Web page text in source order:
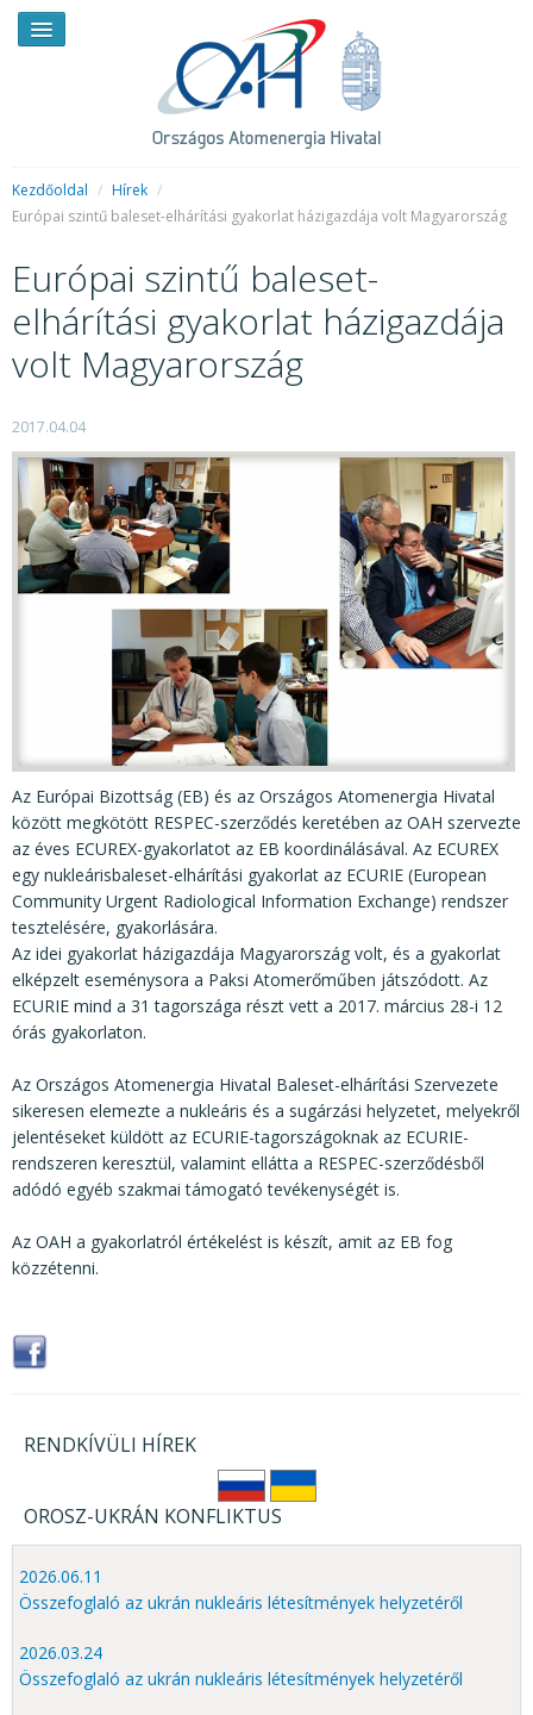
RENDKÍVÜLI HÍREK
HIRDETMÉNYEK
BEMUTATKOZÁS
FELADATOK
KÖZÉRDEKŰ ADATOK
JOGI SZABÁLYOZÁS, ÚTMUTATÓK
KIADVÁNYOK, JELENTÉSEK
NYOMTATVÁNYOK, SZOFTVEREK
E-ÜGYINTÉZÉS
Kezdőoldal / Hírek /
Európai szintű baleset-elhárítási gyakorlat házigazdája volt Magyarország
Európai szintű baleset-
elhárítási gyakorlat házigazdája
volt Magyarország
2017.04.04
Az Európai Bizottság (EB) és az Országos Atomenergia Hivatal
között megkötött RESPEC-szerződés keretében az OAH szervezte
az éves ECUREX-gyakorlatot az EB koordinálásával. Az ECUREX
egy nukleárisbaleset-elhárítási gyakorlat az ECURIE (European
Community Urgent Radiological Information Exchange) rendszer
tesztelésére, gyakorlására.
Az idei gyakorlat házigazdája Magyarország volt, és a gyakorlat
elképzelt eseménysora a Paksi Atomerőműben játszódott. Az
ECURIE mind a 31 tagországa részt vett a 2017. március 28-i 12
órás gyakorlaton.
Az Országos Atomenergia Hivatal Baleset-elhárítási Szervezete
sikeresen elemezte a nukleáris és a sugárzási helyzetet, melyekről
jelentéseket küldött az ECURIE-tagországoknak az ECURIE-
rendszeren keresztül, valamint ellátta a RESPEC-szerződésből
adódó egyéb szakmai támogató tevékenységét is.
Az OAH a gyakorlatról értékelést is készít, amit az EB fog
közzétenni.
RENDKÍVÜLI HÍREK
OROSZ-UKRÁN KONFLIKTUS
2026.06.11
Összefoglaló az ukrán nukleáris létesítmények helyzetéről
2026.03.24
Összefoglaló az ukrán nukleáris létesítmények helyzetéről